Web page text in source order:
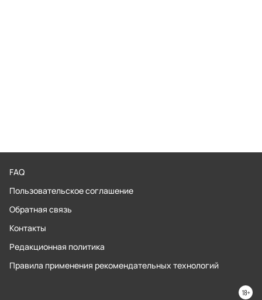
FAQ
Пользовательское соглашение
Обратная связь
Контакты
Редакционная политика
Правила применения рекомендательных технологий